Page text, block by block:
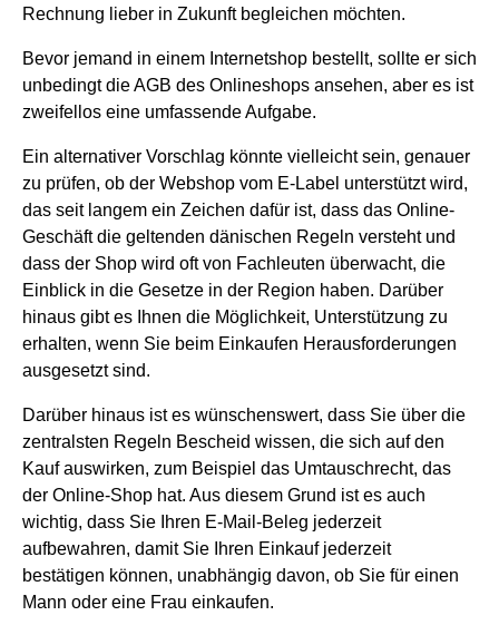
Rechnung lieber in Zukunft begleichen möchten.
Bevor jemand in einem Internetshop bestellt, sollte er sich
unbedingt die AGB des Onlineshops ansehen, aber es ist
zweifellos eine umfassende Aufgabe.
Ein alternativer Vorschlag könnte vielleicht sein, genauer
zu prüfen, ob der Webshop vom E-Label unterstützt wird,
das seit langem ein Zeichen dafür ist, dass das Online-
Geschäft die geltenden dänischen Regeln versteht und
dass der Shop wird oft von Fachleuten überwacht, die
Einblick in die Gesetze in der Region haben. Darüber
hinaus gibt es Ihnen die Möglichkeit, Unterstützung zu
erhalten, wenn Sie beim Einkaufen Herausforderungen
ausgesetzt sind.
Darüber hinaus ist es wünschenswert, dass Sie über die
zentralsten Regeln Bescheid wissen, die sich auf den
Kauf auswirken, zum Beispiel das Umtauschrecht, das
der Online-Shop hat. Aus diesem Grund ist es auch
wichtig, dass Sie Ihren E-Mail-Beleg jederzeit
aufbewahren, damit Sie Ihren Einkauf jederzeit
bestätigen können, unabhängig davon, ob Sie für einen
Mann oder eine Frau einkaufen.